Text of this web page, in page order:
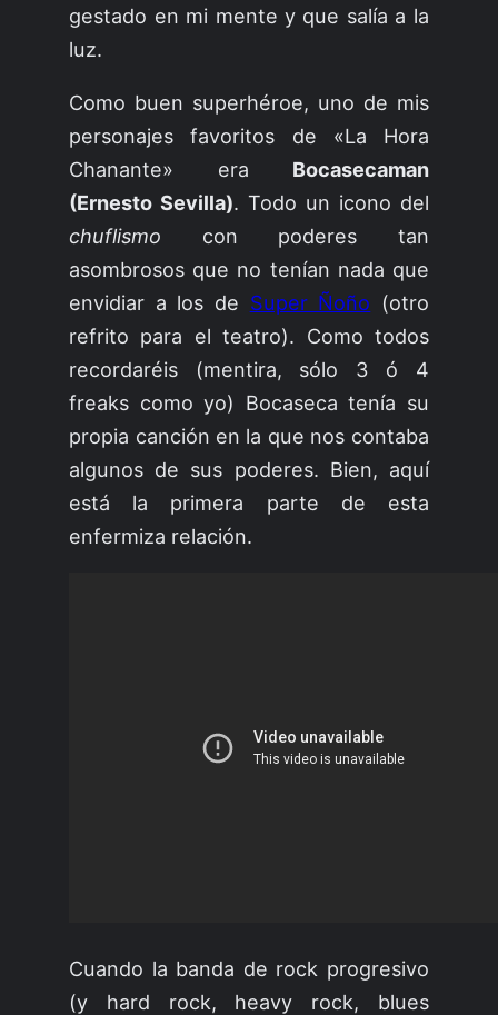
gestado en mi mente y que salía a la
luz.
Como buen superhéroe, uno de mis
personajes favoritos de «La Hora
Chanante» era Bocasecaman
(Ernesto Sevilla). Todo un icono del
chuflismo con poderes tan
asombrosos que no tenían nada que
envidiar a los de Super Ñoño (otro
refrito para el teatro). Como todos
recordaréis (mentira, sólo 3 ó 4
freaks como yo) Bocaseca tenía su
propia canción en la que nos contaba
algunos de sus poderes. Bien, aquí
está la primera parte de esta
enfermiza relación.
Cuando la banda de rock progresivo
(y hard rock, heavy rock, blues